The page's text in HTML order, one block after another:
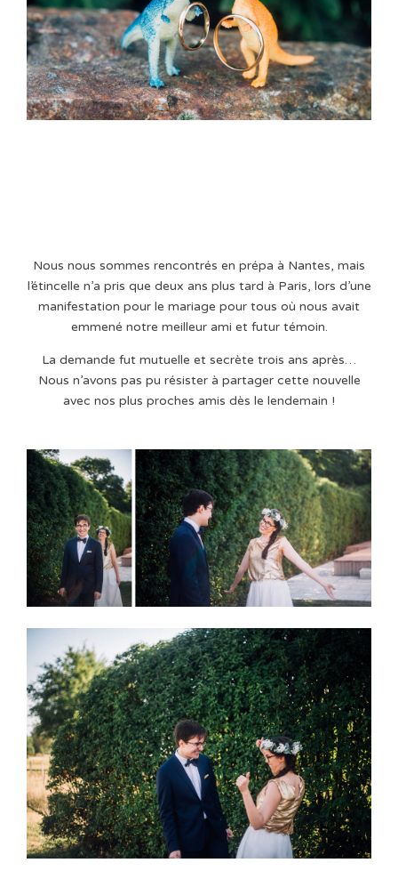
Nous nous sommes rencontrés en prépa à Nantes, mais
l’étincelle n’a pris que deux ans plus tard à Paris, lors d’une
manifestation pour le mariage pour tous où nous avait
emmené notre meilleur ami et futur témoin.
La demande fut mutuelle et secrète trois ans après…
Nous n’avons pas pu résister à partager cette nouvelle
avec nos plus proches amis dès le lendemain !